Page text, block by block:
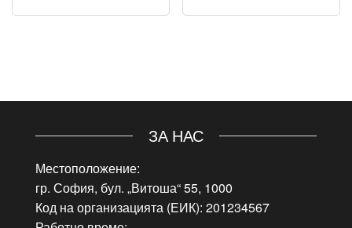
ЗА НАС
Местоположение:
гр. София, бул. „Витоша“ 55, 1000
Код на организацията (ЕИК): 201234567